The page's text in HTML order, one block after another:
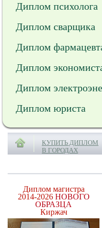
Диплом психолога
Диплом сварщика
Диплом
Диплом
Диплом
Диплом юриста
КУПИТЬ ДИПЛОМ
В ГОРОДАХ
Диплом магистра
2014-2026 НОВОГО
ОБРАЗЦА
Киржач